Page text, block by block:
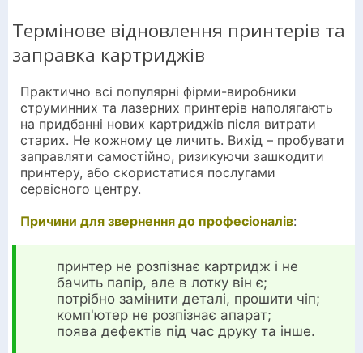
Термінове відновлення принтерів та
заправка картриджів
Практично всі популярні фірми-виробники
струминних та лазерних принтерів наполягають
на придбанні нових картриджів після витрати
старих. Не кожному це личить. Вихід – пробувати
заправляти самостійно, ризикуючи зашкодити
принтеру, або скористатися послугами
сервісного центру.
Причини для звернення до професіоналів:
принтер не розпізнає картридж і не
бачить папір, але в лотку він є;
потрібно замінити деталі, прошити чіп;
комп'ютер не розпізнає апарат;
поява дефектів під час друку та інше.